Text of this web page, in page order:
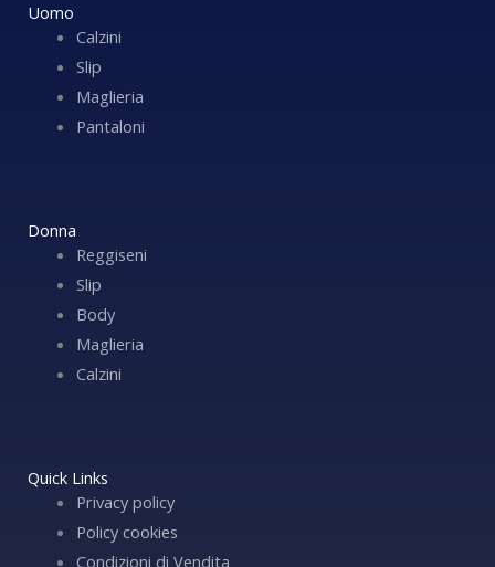
Uomo
Calzini
Slip
Maglieria
Pantaloni
Donna
Reggiseni
Slip
Body
Maglieria
Calzini
Quick Links
Privacy policy
Policy cookies
Condizioni di Vendita